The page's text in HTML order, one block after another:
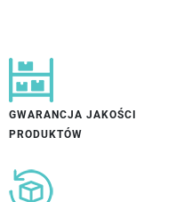
GWARANCJA JAKOŚCI
PRODUKTÓW